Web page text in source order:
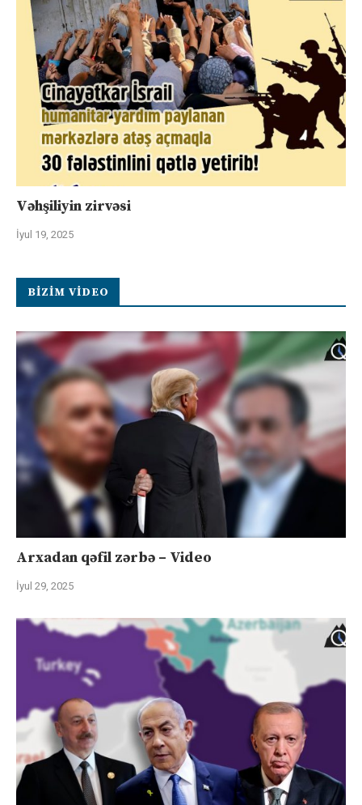
Vəhşiliyin zirvəsi
İyul 19, 2025
BIZIM VIDEO
Arxadan qəfil zərbə – Video
İyul 29, 2025